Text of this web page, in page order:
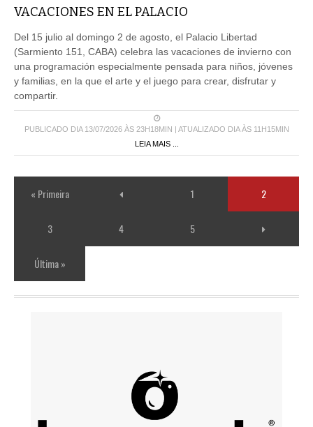
VACACIONES EN EL PALACIO
Del 15 julio al domingo 2 de agosto, el Palacio Libertad
(Sarmiento 151, CABA) celebra las vacaciones de invierno con
una programación especialmente pensada para niños, jóvenes
y familias, en la que el arte y el juego para crear, disfrutar y
compartir.
PUBLICADO DIA 13/07/2026 ÀS 23H18MIN | ATUALIZADO DIA ÀS 11H15MIN
LEIA MAIS ...
« Primeira 1 2
3 4 5
Última »